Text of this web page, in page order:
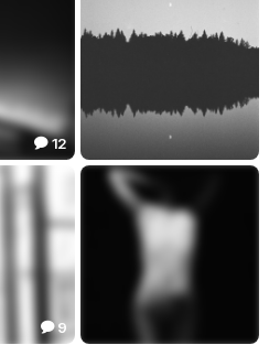
 12
звук
4.14
 9